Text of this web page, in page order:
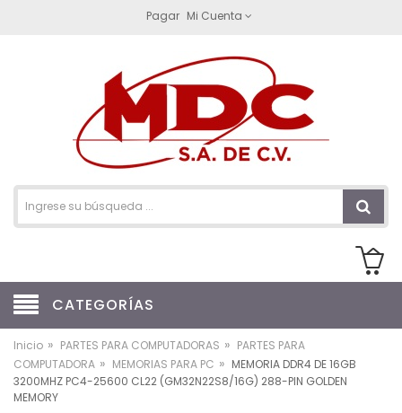
Pagar Mi Cuenta
CATEGORÍAS
Inicio » PARTES PARA COMPUTADORAS » PARTES PARA
COMPUTADORA » MEMORIAS PARA PC » MEMORIA DDR4 DE 16GB
3200MHZ PC4-25600 CL22 (GM32N22S8/16G) 288-PIN GOLDEN
MEMORY